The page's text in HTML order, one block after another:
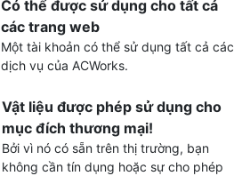
Có thể được sử dụng cho tất cả
các trang web
Một tài khoản có thể sử dụng tất cả các
dịch vụ của ACWorks.
Vật liệu được phép sử dụng cho
mục đích thương mại!
Bởi vì nó có sẵn trên thị trường, bạn
không cần tín dụng hoặc sự cho phép